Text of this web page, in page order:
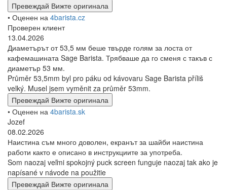
Превеждай Вижте оригинала
• Оценен на 4barista.cz
Проверен клиент
13.04.2026
Диаметърът от 53,5 мм беше твърде голям за лоста от
кафемашината Sage Barista. Трябваше да го сменя с такъв с
диаметър 53 мм.
Průměr 53,5mm byl pro páku od kávovaru Sage Barista příliš
velký. Musel jsem vyměnit za průměr 53mm.
Превеждай Вижте оригинала
• Оценен на 4barista.sk
Jozef
08.02.2026
Наистина съм много доволен, екранът за шайби наистина
работи както е описано в инструкциите за употреба.
Som naozaj veľmi spokojný puck screen funguje naozaj tak ako je
napísané v návode na použitie
Превеждай Вижте оригинала